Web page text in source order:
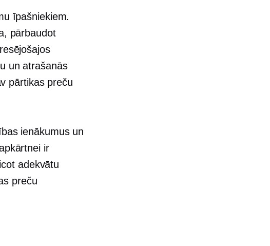
īpašniekiem.
pārbaudot
un atrašanās
pārtikas preču
ienākumus un
ir
adekvātu
preču